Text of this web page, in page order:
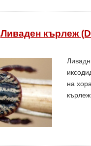
Ливаден кърлеж
на